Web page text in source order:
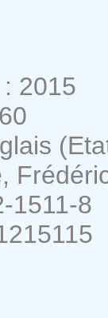
2015
1511-8